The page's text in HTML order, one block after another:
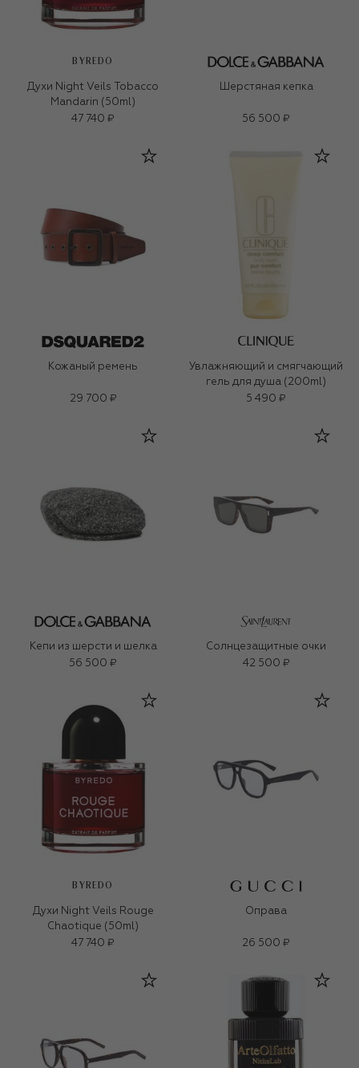
BYREDO
Духи Night Veils Tobacco
Mandarin (50ml)
47 740 ₽
Шерстяная кепка
56 500 ₽
Кожаный ремень
29 700 ₽
Увлажняющий и смягчающий
гель для душа (200ml)
5 490 ₽
Кепи из шерсти и шелка
56 500 ₽
Солнцезащитные очки
42 500 ₽
BYREDO
Духи Night Veils Rouge
Chaotique (50ml)
47 740 ₽
Оправа
26 500 ₽